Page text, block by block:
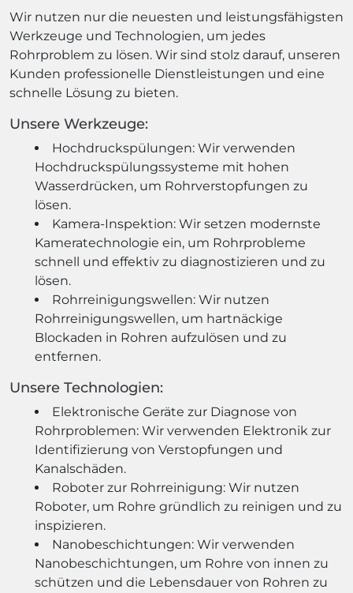
Wir nutzen nur die neuesten und leistungsfähigsten
Werkzeuge und Technologien, um jedes
Rohrproblem zu lösen. Wir sind stolz darauf, unseren
Kunden professionelle Dienstleistungen und eine
schnelle Lösung zu bieten.
Unsere Werkzeuge:
Hochdruckspülungen: Wir verwenden
Hochdruckspülungssysteme mit hohen
Wasserdrücken, um Rohrverstopfungen zu
lösen.
Kamera-Inspektion: Wir setzen modernste
Kameratechnologie ein, um Rohrprobleme
schnell und effektiv zu diagnostizieren und zu
lösen.
Rohrreinigungswellen: Wir nutzen
Rohrreinigungswellen, um hartnäckige
Blockaden in Rohren aufzulösen und zu
entfernen.
Unsere Technologien:
Elektronische Geräte zur Diagnose von
Rohrproblemen: Wir verwenden Elektronik zur
Identifizierung von Verstopfungen und
Kanalschäden.
Roboter zur Rohrreinigung: Wir nutzen
Roboter, um Rohre gründlich zu reinigen und zu
inspizieren.
Nanobeschichtungen: Wir verwenden
Nanobeschichtungen, um Rohre von innen zu
schützen und die Lebensdauer von Rohren zu